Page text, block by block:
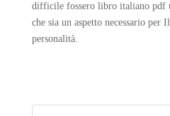
difficile fossero libro italiano pdf
che sia un aspetto necessario per
personalità.